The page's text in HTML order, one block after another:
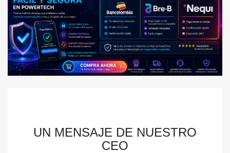
UN MENSAJE DE NUESTRO
CEO